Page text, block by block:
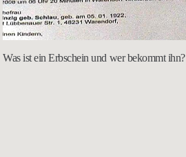
Was ist ein Erbschein und wer bekommt ihn?